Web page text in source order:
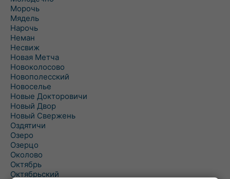
Морочь
Мядель
Нарочь
Неман
Несвиж
Новая Метча
Новоколосово
Новополесский
Новоселье
Новые Докторовичи
Новый Двор
Новый Свержень
Оздятичи
Озеро
Озерцо
Околово
Октябрь
Октябрьский